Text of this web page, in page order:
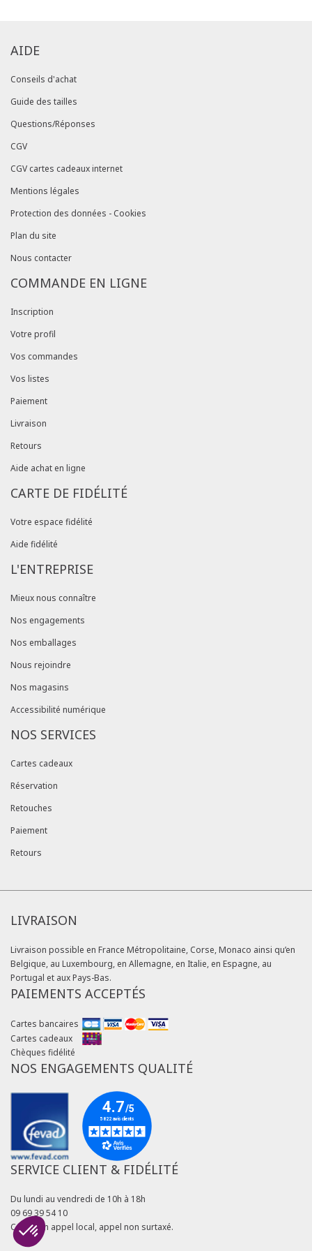
AIDE
Conseils d'achat
Guide des tailles
Questions/Réponses
CGV
CGV cartes cadeaux internet
Mentions légales
Protection des données - Cookies
Plan du site
Nous contacter
COMMANDE EN LIGNE
Inscription
Votre profil
Vos commandes
Vos listes
Paiement
Livraison
Retours
Aide achat en ligne
CARTE DE FIDÉLITÉ
Votre espace fidélité
Aide fidélité
L'ENTREPRISE
Mieux nous connaître
Nos engagements
Nos emballages
Nous rejoindre
Nos magasins
Accessibilité numérique
NOS SERVICES
Cartes cadeaux
Réservation
Retouches
Paiement
Retours
LIVRAISON
Livraison possible en France Métropolitaine, Corse, Monaco ainsi qu’en
Belgique, au Luxembourg, en Allemagne, en Italie, en Espagne, au
Portugal et aux Pays-Bas.
PAIEMENTS ACCEPTÉS
Cartes bancaires
Cartes cadeaux
Chèques fidélité
NOS ENGAGEMENTS QUALITÉ
SERVICE CLIENT & FIDÉLITÉ
Du lundi au vendredi de 10h à 18h
09 69 39 54 10
Coût d'un appel local, appel non surtaxé.